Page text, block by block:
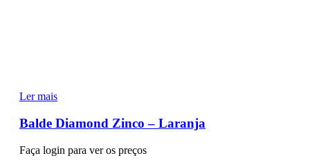
Ler mais
Balde Diamond Zinco – Laranja
Faça login para ver os preços